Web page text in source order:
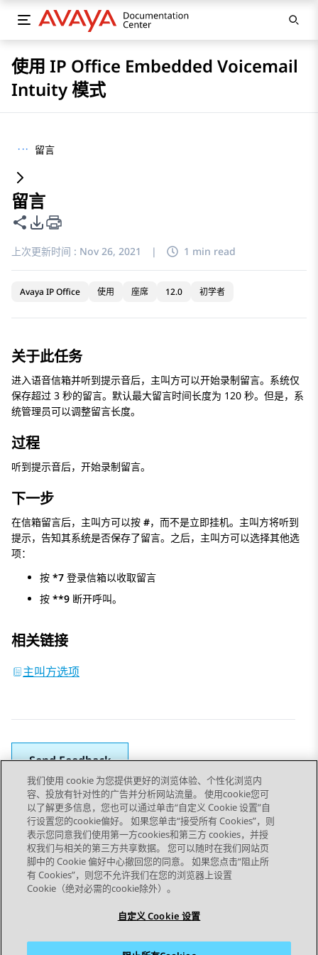
使用 IP Office Embedded Voicemail
Intuity 模式
··· 留言
留言
共享此页面
PDF 导出选项
上次更新时间 : Nov 26, 2021 | 1 min read
Avaya IP Office 使用 座席 12.0 初学者
关于此任务
进入语音信箱并听到提示音后，主叫方可以开始录制留言。系统仅
保存超过 3 秒的留言。默认最大留言时间长度为 120 秒。但是，系
统管理员可以调整留言长度。
过程
听到提示音后，开始录制留言。
下一步
在信箱留言后，主叫方可以按 #，而不是立即挂机。主叫方将听到
提示，告知其系统是否保存了留言。之后，主叫方可以选择其他选
项：
按 *7 登录信箱以收取留言
按 **9 断开呼叫。
相关链接
主叫方选项
Send Feedback
Topic navigation
上一主题 下一主题
STAY CONNECTED
我们使用 cookie 为您提供更好的浏览体验、个性化浏览内
容、投放有针对性的广告并分析网站流量。 使用cookie您可
以了解更多信息，您也可以通过单击“自定义 Cookie 设置”自
行设置您的cookie偏好。 如果您单击“接受所有 Cookies”，则
表示您同意我们使用第一方cookies和第三方 cookies，并授
权我们与相关的第三方共享数据。 您可以随时在我们网站页
脚中的 Cookie 偏好中心撤回您的同意。 如果您点击“阻止所
有 Cookies”，则您不允许我们在您的浏览器上设置
Cookie（绝对必需的cookie除外）。
自定义 Cookie 设置